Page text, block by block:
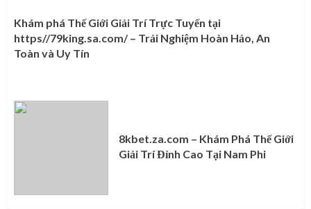
Khám phá Thế Giới Giải Trí Trực Tuyến tại
https//79king.sa.com/ – Trải Nghiệm Hoàn Hảo, An
Toàn và Uy Tín
8kbet.za.com – Khám Phá Thế Giới
Giải Trí Đỉnh Cao Tại Nam Phi